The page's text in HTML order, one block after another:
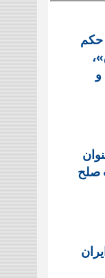
حکم
و
صلح